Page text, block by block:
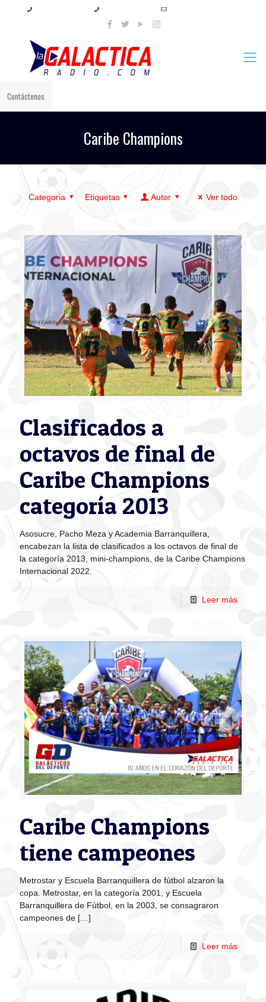
Contáctenos
Caribe Champions
Categoria Etiquetas Autor Ver todo
Clasificados a
octavos de final de
Caribe Champions
categoría 2013
Asosucre, Pacho Meza y Academia Barranquillera,
encabezan la lista de clasificados a los octavos de final de
la categoría 2013, mini-champions, de la Caribe Champions
Internacional 2022.
Leer más
Caribe Champions
tiene campeones
Metrostar y Escuela Barranquillera de fútbol alzaron la
copa. Metrostar, en la categoría 2001, y Escuela
Barranquillera de Fútbol, en la 2003, se consagraron
campeones de […]
Leer más